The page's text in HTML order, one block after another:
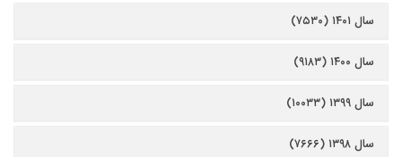
سال ۱۴۰۱ (۷۵۳۰)
سال ۱۴۰۰ (۹۱۸۳)
سال ۱۳۹۹ (۱۰۰۳۳)
سال ۱۳۹۸ (۷۶۶۶)